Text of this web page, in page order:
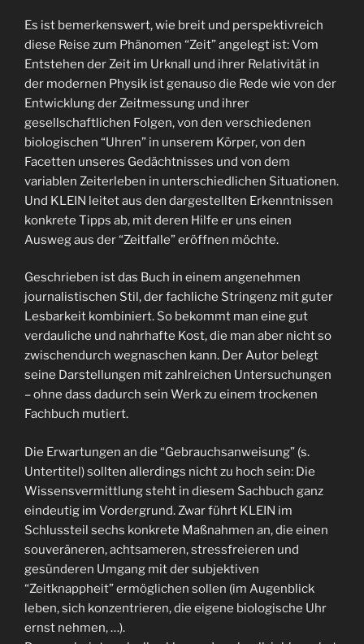
Es ist bemerkenswert, wie breit und perspektivreich
diese Reise zum Phänomen “Zeit” angelegt ist: Vom
Entstehen der Zeit im Urknall und ihrer Relativität in
der modernen Physik ist genauso die Rede wie von der
Entwicklung der Zeitmessung und ihrer
gesellschaftlichen Folgen, von den verschiedenen
biologischen “Uhren” in unserem Körper, von den
Facetten unseres Gedächtnisses und von dem
variablen Zeiterleben in unterschiedlichen Situationen.
Und KLEIN leitet aus den dargestellten Erkenntnissen
konkrete Tipps ab, mit deren Hilfe er uns einen
Ausweg aus der “Zeitfalle” eröffnen möchte.
Geschrieben ist das Buch in einem angenehmen
journalistischen Stil, der fachliche Stringenz mit guter
Lesbarkeit kombiniert. So bekommt man eine gut
verdauliche und nahrhafte Kost, die man aber nicht so
zwischendurch wegnaschen kann. Der Autor belegt
seine Darstellungen mit zahlreichen Untersuchungen
– ohne dass dadurch sein Werk zu einem trockenen
Fachbuch mutiert.
Die Erwartungen an die “Gebrauchsanweisung” (s.
Untertitel) sollten allerdings nicht zu hoch sein: Die
Wissensvermittlung steht in diesem Sachbuch ganz
eindeutig im Vordergrund. Zwar führt KLEIN im
Schlussteil sechs konkrete Maßnahmen an, die einen
souveräneren, achtsameren, stressfreieren und
gesünderen Umgang mit der subjektiven
“Zeitknappheit” ermöglichen sollen (im Augenblick
leben, sich konzentrieren, die eigene biologische Uhr
ernst nehmen, …).